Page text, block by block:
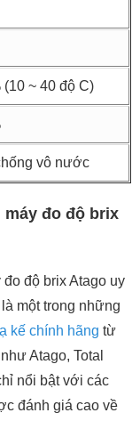
(10 ~ 40 độ C)
vô nước
máy đo độ brix
độ brix Atago uy
một trong những
kế chính hãng từ
Atago, Total
nổi bật với các
đánh giá cao về